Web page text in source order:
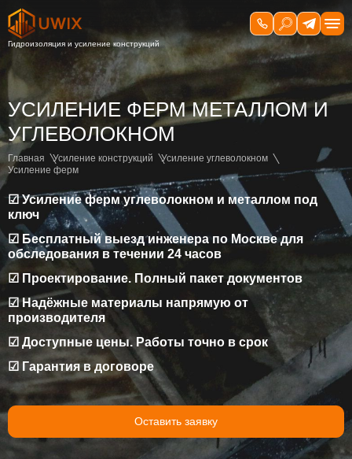
УСИЛЕНИЕ ФЕРМ МЕТАЛЛОМ И
УГЛЕВОЛОКНОМ
Главная Усиление конструкций
Усиление углеволокном
Усиление ферм
☑ Усиление ферм углеволокном и металлом под
ключ
☑ Бесплатный выезд инженера по Москве для
обследования в течении 24 часов
☑ Проектирование. Полный пакет документов
☑ Надёжные материалы напрямую от
производителя
☑ Доступные цены. Работы точно в срок
☑ Гарантия в договоре
Оставить заявку